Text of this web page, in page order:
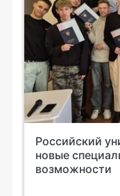
Российский
новые
возможности